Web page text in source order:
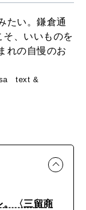
ご褒美旅。」
』
当の歩き方。」
い一流店へ。」
たい。鎌倉通
そ、いいものを
れの自慢のお
text &
。〈三留商